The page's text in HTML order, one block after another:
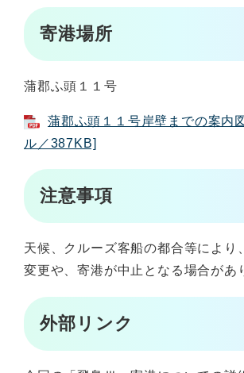
寄港場所
蒲郡ふ頭１１号
蒲郡ふ頭１１号岸壁までの案内
ル／387KB]
注意事項
天候、クルーズ客船の都合等により
変更や、寄港が中止となる場合があ
外部リンク